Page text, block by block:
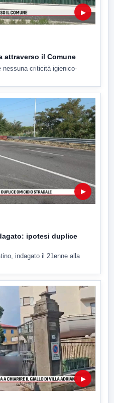
▶
attraverso il Comune
nessuna criticità igienico-
▶
ipotesi duplice
indagato il 21enne alla
▶